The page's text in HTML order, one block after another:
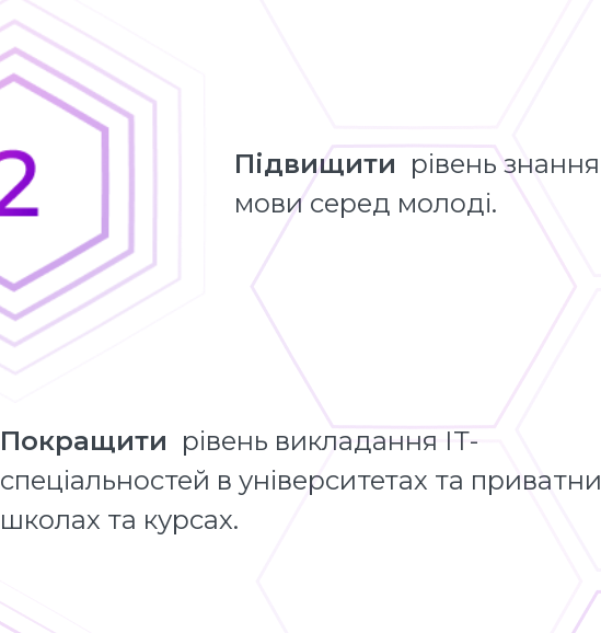
Підвищити рівень
мови серед молоді.
Покращити рівень викладання ІТ-
спеціальностей в університетах та
школах та курсах.